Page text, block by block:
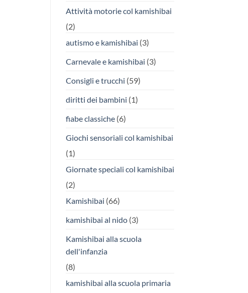
Attività motorie col kamishibai
(2)
autismo e kamishibai (3)
Carnevale e kamishibai (3)
Consigli e trucchi (59)
diritti dei bambini (1)
fiabe classiche(6)
Giochi sensoriali col kamishibai
(1)
Giornate speciali col kamishibai
(2)
Kamishibai (66)
kamishibai al nido(3)
Kamishibai alla scuola
dell'infanzia
(8)
kamishibai alla scuola primaria